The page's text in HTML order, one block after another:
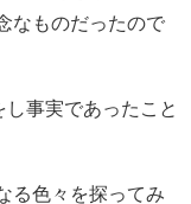
なものだったので
事実であったこと
る色々を探ってみ